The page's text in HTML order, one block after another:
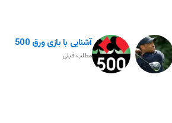
آشنایی با بازی ورق 500
مطلب قبلی